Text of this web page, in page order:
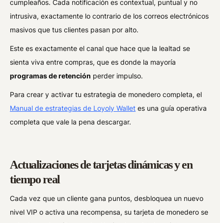
cumpleaños. Cada notificación es contextual, puntual y no
intrusiva, exactamente lo contrario de los correos electrónicos
masivos que tus clientes pasan por alto.
Este es exactamente el canal que hace que la lealtad se
sienta viva entre compras, que es donde la mayoría
programas de retención perder impulso.
Para crear y activar tu estrategia de monedero completa, el
Manual de estrategias de Loyoly Wallet es una guía operativa
completa que vale la pena descargar.
Actualizaciones de tarjetas dinámicas y en
tiempo real
Cada vez que un cliente gana puntos, desbloquea un nuevo
nivel VIP o activa una recompensa, su tarjeta de monedero se